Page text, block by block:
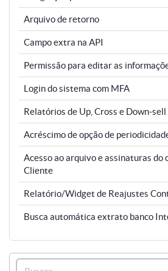
Arquivo de retorno
Campo extra na API
Permissão para editar as
Login do sistema com MFA
Relatórios de Up, Cross e Down-sell
Acréscimo de opção de
Acesso ao arquivo e assinaturas
Cliente
Relatório/Widget de Reajustes
Busca automática extrato banco